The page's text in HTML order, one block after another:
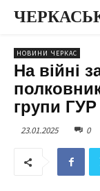
НОВИНИ ЧЕРКАС
На війні
групи ГУР
23.01.2025 0